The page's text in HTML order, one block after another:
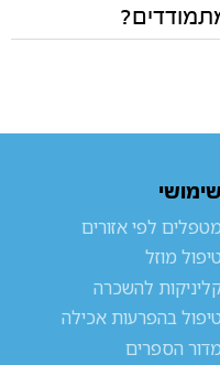
שימושי
מטפלים לפי אזורים
טיפול מוזל
להשכרה
טיפול בהפרעות אכילה
מדור הספרים